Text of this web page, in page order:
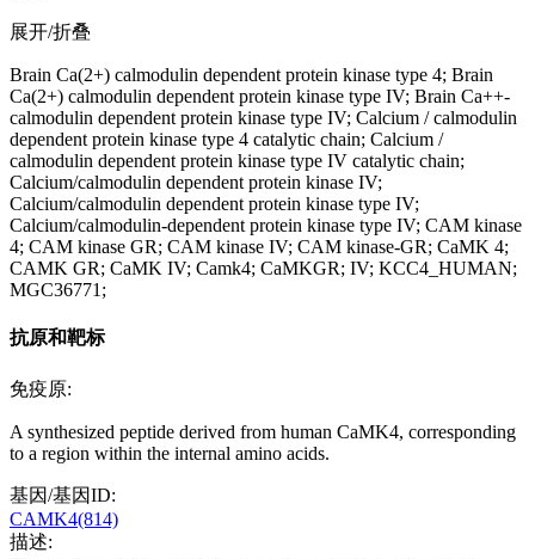
展开/折叠
Brain Ca(2+) calmodulin dependent protein kinase type 4; Brain
Ca(2+) calmodulin dependent protein kinase type IV; Brain Ca++-
calmodulin dependent protein kinase type IV; Calcium / calmodulin
dependent protein kinase type 4 catalytic chain; Calcium /
calmodulin dependent protein kinase type IV catalytic chain;
Calcium/calmodulin dependent protein kinase IV;
Calcium/calmodulin dependent protein kinase type IV;
Calcium/calmodulin-dependent protein kinase type IV; CAM kinase
4; CAM kinase GR; CAM kinase IV; CAM kinase-GR; CaMK 4;
CAMK GR; CaMK IV; Camk4; CaMKGR; IV; KCC4_HUMAN;
MGC36771;
抗原和靶标
免疫原:
A synthesized peptide derived from human CaMK4, corresponding
to a region within the internal amino acids.
基因/基因ID:
CAMK4(814)
描述: